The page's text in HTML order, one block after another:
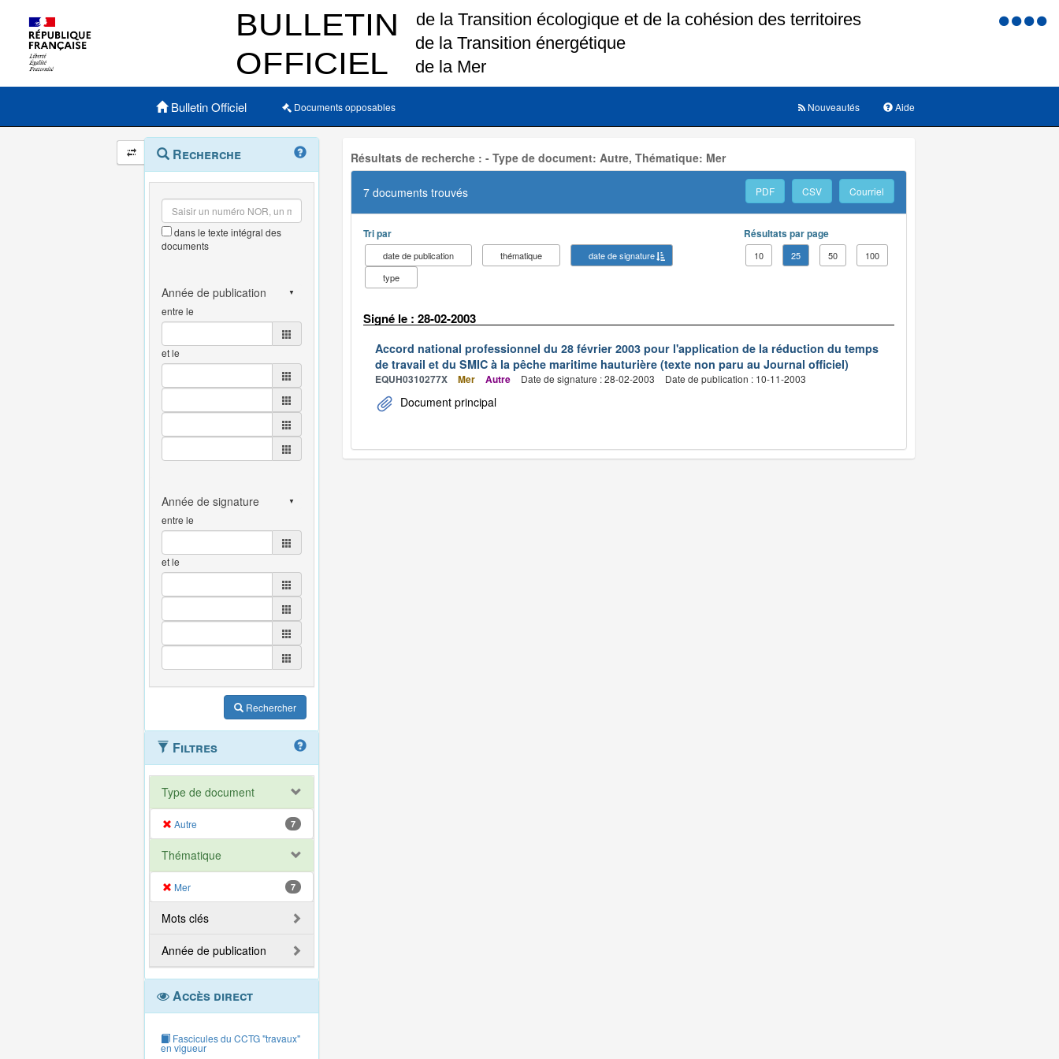
Menu
Menu principal
Bulletin Officiel Documents opposables Aide
Nouveautés
Navigation
et
outils
annexes
Menu
contextuel
Recherche
dans le texte intégral des
documents
entre le
et le
entre le
et le
Rechercher
Filtres
Type de document
Autre 7
Thématique
Mer 7
Mots clés
Année de publication
Accès direct
Fascicules du CCTG "travaux"
en vigueur
Résultats de recherche : - Type de document: Autre, Thématique: Mer
7 documents trouvés PDF CSV Courriel
Tri par
date de publication thématique
date de signature
type
Résultats par page
10 25 50 100
Signé le : 28-02-2003
Accord national professionnel du 28 février 2003 pour l'application de la réduction du temps
de travail et du SMIC à la pêche maritime hauturière (texte non paru au Journal officiel)
EQUH0310277X Mer Autre Date de signature : 28-02-2003 Date de publication : 10-11-2003
Document principal